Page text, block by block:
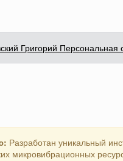
Григорий Персональная
Разработан уникальный
микровибрационных